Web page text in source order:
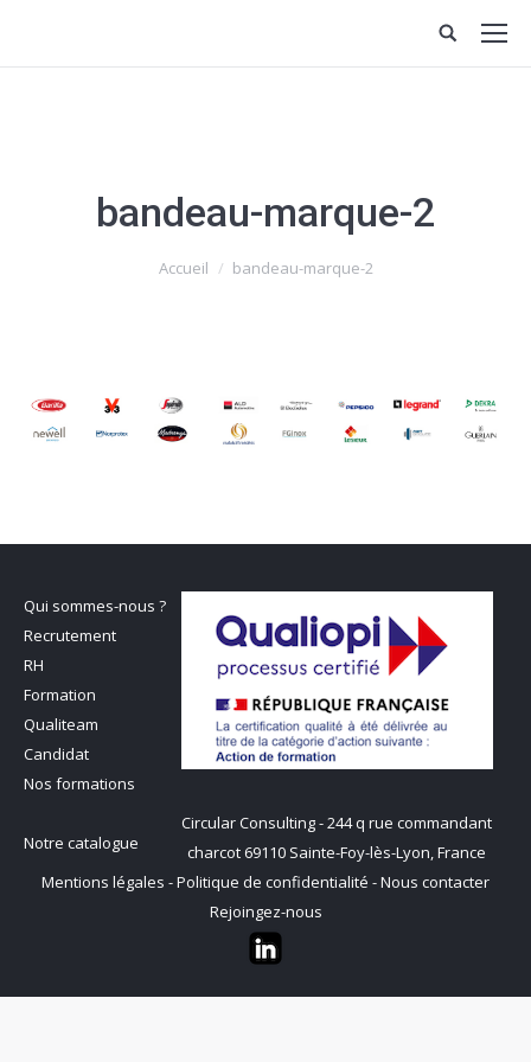
bandeau-marque-2
Accueil bandeau-marque-2
Qui sommes-nous ?
Recrutement
RH
Formation
Qualiteam
Candidat
Nos formations
Notre catalogue
Circular Consulting - 244 q rue commandant
charcot 69110 Sainte-Foy-lès-Lyon, France
Mentions légales -Politique de confidentialité -Nous contacter
Rejoingez-nous